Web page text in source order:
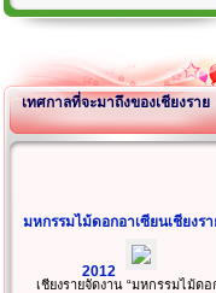
เทศกาลที่จะมาถึงของเชียงราย
มหกรรมไม้ดอกอาเซียนเชียงรา
2012
เชียงรายจัดงาน “มหกรรมไม้ดอ